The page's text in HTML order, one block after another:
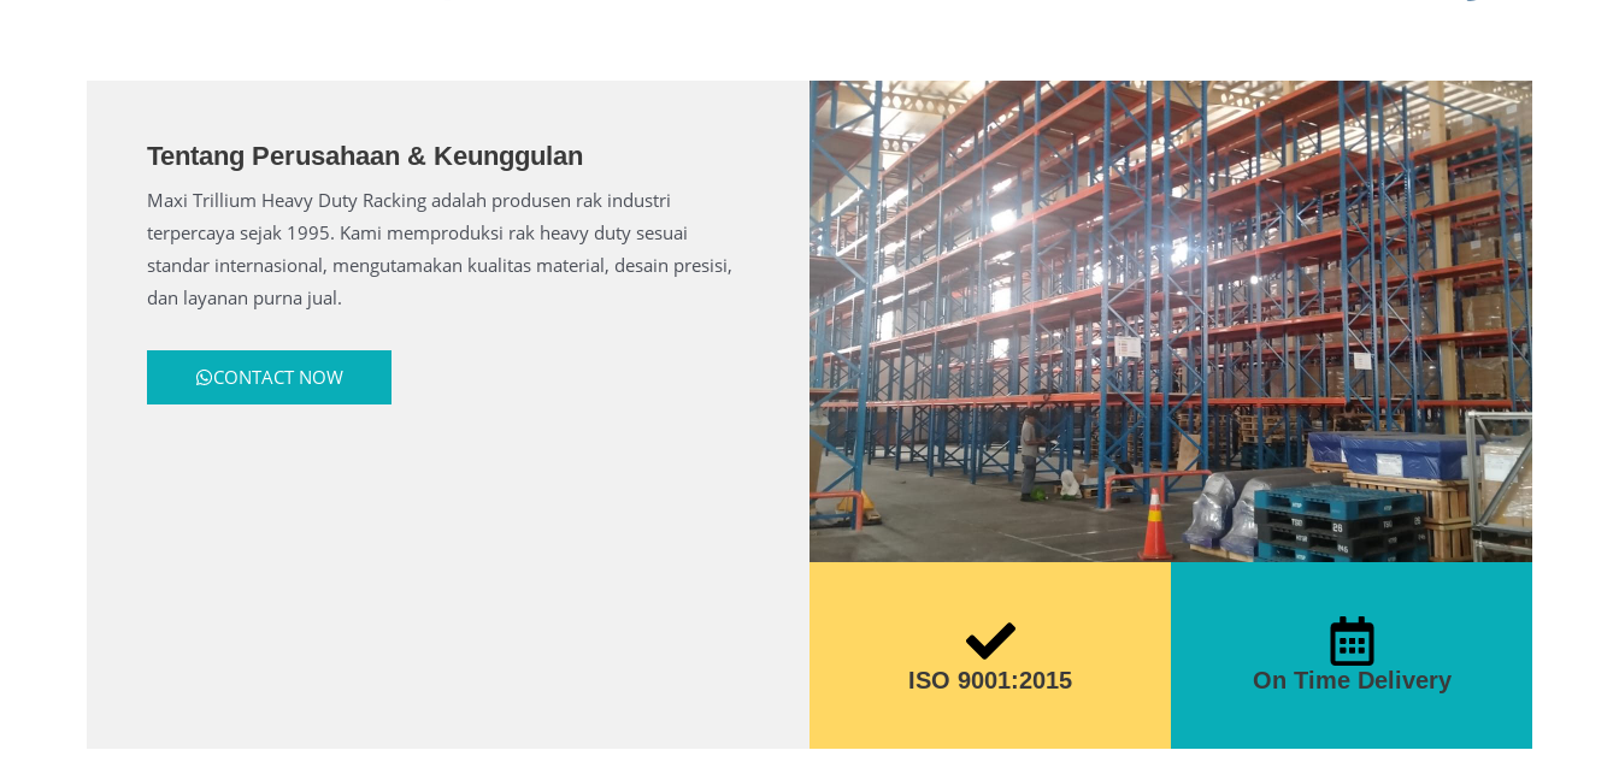
Tentang Perusahaan & Keunggulan
Maxi Trillium Heavy Duty Racking adalah produsen rak industri
terpercaya sejak 1995. Kami memproduksi rak heavy duty sesuai
standar internasional, mengutamakan kualitas material, desain presisi,
dan layanan purna jual.
CONTACT NOW
ISO 9001:2015 On Time Delivery